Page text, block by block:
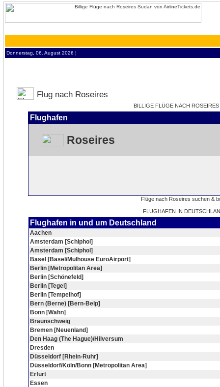
Donnerstag, 06. August 2026 ¦
Flug nach Roseires
BILLIGE FLÜGE NACH
Flughafen
Roseires
FLUGHAFEN IN
Flughafen in und um Deutschland
Aachen
Amsterdam [Schiphol]
Amsterdam [Schiphol]
Basel [Basel/Mulhouse EuroAirport]
Berlin [Metropolitan Area]
Berlin [Schönefeld]
Berlin [Tegel]
Berlin [Tempelhof]
Bern (Berne) [Bern-Belp]
Bonn [Wahn]
Braunschweig
Bremen [Neuenland]
Den Haag (The Hague)/Hilversum
Dresden
Düsseldorf [Rhein-Ruhr]
Düsseldorf/Köln/Bonn [Metropolitan Area]
Erfurt
Essen